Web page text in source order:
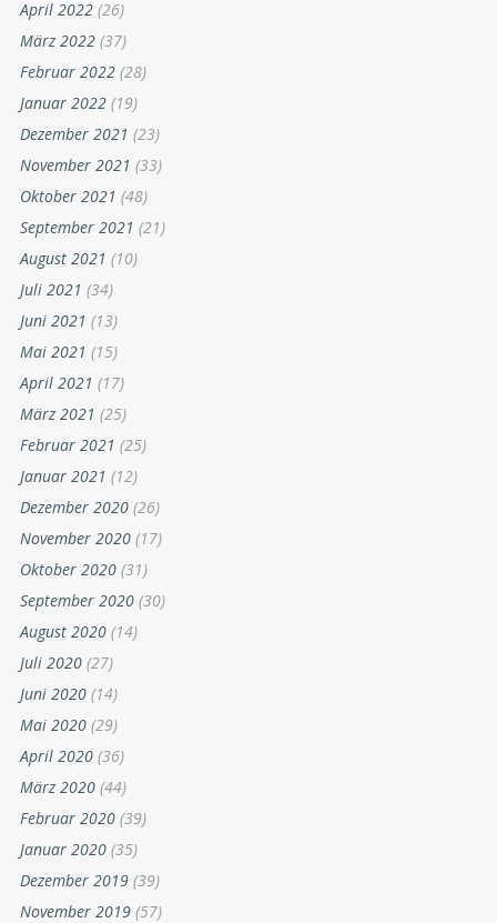
April 2022 (26)
März 2022 (37)
Februar 2022 (28)
Januar 2022 (19)
Dezember 2021 (23)
November 2021 (33)
Oktober 2021 (48)
September 2021 (21)
August 2021 (10)
Juli 2021 (34)
Juni 2021 (13)
Mai 2021 (15)
April 2021 (17)
März 2021 (25)
Februar 2021 (25)
Januar 2021 (12)
Dezember 2020 (26)
November 2020 (17)
Oktober 2020 (31)
September 2020 (30)
August 2020 (14)
Juli 2020 (27)
Juni 2020 (14)
Mai 2020 (29)
April 2020 (36)
März 2020 (44)
Februar 2020 (39)
Januar 2020 (35)
Dezember 2019 (39)
November 2019 (57)